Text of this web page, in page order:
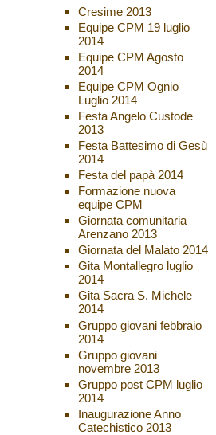
Cresime 2013
Equipe CPM 19 luglio
2014
Equipe CPM Agosto
2014
Equipe CPM Ognio
Luglio 2014
Festa Angelo Custode
2013
Festa Battesimo di Gesù
2014
Festa del papà 2014
Formazione nuova
equipe CPM
Giornata comunitaria
Arenzano 2013
Giornata del Malato 2014
Gita Montallegro luglio
2014
Gita Sacra S. Michele
2014
Gruppo giovani febbraio
2014
Gruppo giovani
novembre 2013
Gruppo post CPM luglio
2014
Inaugurazione Anno
Catechistico 2013